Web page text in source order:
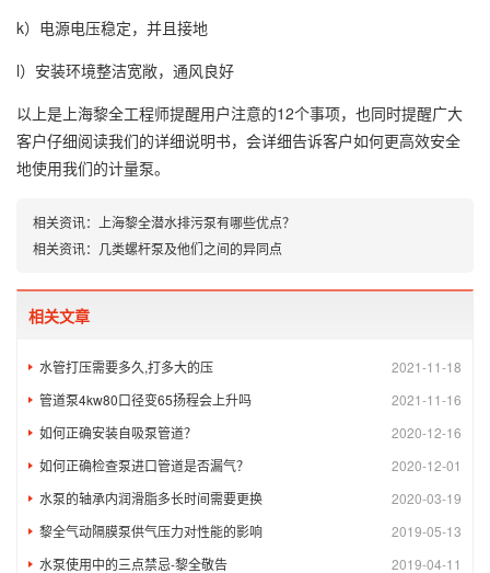
k）电源电压稳定，并且接地
l）安装环境整洁宽敞，通风良好
以上是上海黎全工程师提醒用户注意的12个事项，也同时提醒广大
客户仔细阅读我们的详细说明书，会详细告诉客户如何更高效安全
地使用我们的计量泵。
相关资讯：
上海黎全潜水排污泵有哪些优点？
相关资讯： 几类螺杆泵及他们之间的异同点
相关文章
2021-11-18
水管打压需要多久,打多大的压
2021-11-16
管道泵4kw80口径变65扬程会上升吗
2020-12-16
如何正确安装自吸泵管道？
2020-12-01
如何正确检查泵进口管道是否漏气？
2020-03-19
水泵的轴承内润滑脂多长时间需要更换
2019-05-13
黎全气动隔膜泵供气压力对性能的影响
2019-04-11
水泵使用中的三点禁忌-黎全敬告